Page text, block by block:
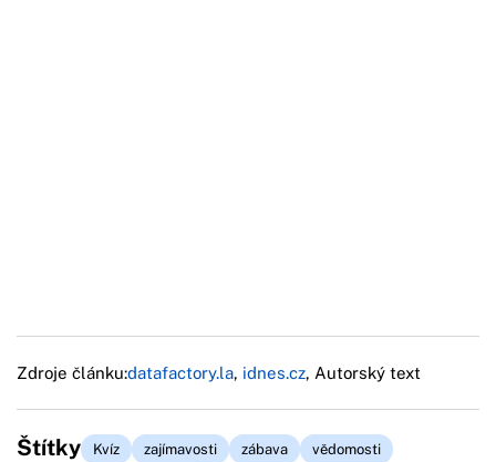
Zdroje článku:datafactory.la, idnes.cz, Autorský text
Štítky Kvíz zajímavosti zábava
vědomosti